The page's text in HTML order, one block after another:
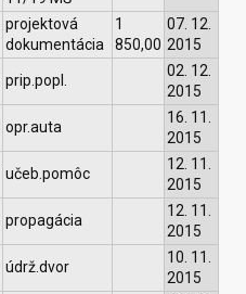
projektová
dokumentácia
1
850,00
07. 12.
2015
prip.popl.
02. 12.
2015
opr.auta
16. 11.
2015
učeb.pomôc
12. 11.
2015
propagácia
12. 11.
2015
údrž.dvor
10. 11.
2015